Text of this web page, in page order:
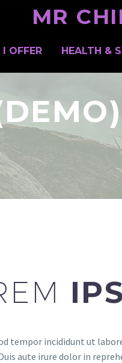
MR
OFFER HEALTH &
tempor incididunt ut
aute irure dolor in